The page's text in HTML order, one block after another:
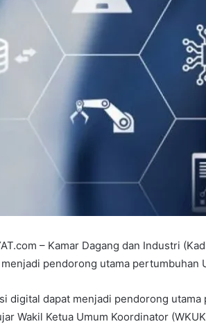
– Kamar Dagang dan Industri
pendorong utama pertumbuhan
digital dapat menjadi pendorong
Wakil Ketua Umum Koordinator